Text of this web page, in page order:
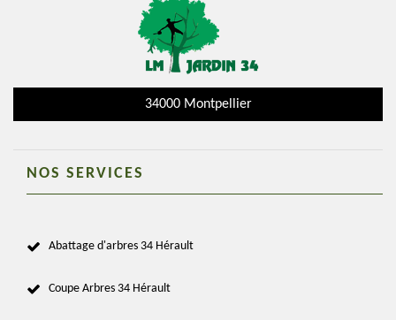
34000 Montpellier
NOS SERVICES
Abattage d'arbres 34 Hérault
Coupe Arbres 34 Hérault